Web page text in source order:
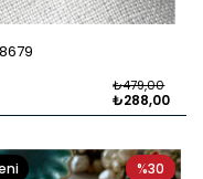
₺288,00
₺479,00
%30